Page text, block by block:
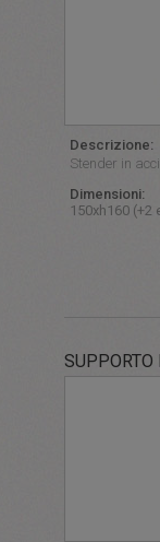
Descrizione:
Stender in
Dimensioni:
150xh160